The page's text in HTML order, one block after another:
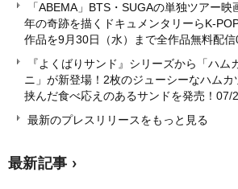
「ABEMA」BTS・SUGAの単独ツアー
年の奇跡を描くドキュメンタリーらK-
作品を9月30日（水）まで全作品無料配信
『よくばりサンド』シリーズから「ハム
ニ」が新登場！2枚のジューシーなハム
挟んだ食べ応えのあるサンドを発売！ 07/
最新のプレスリリースをもっと見る
最新記事